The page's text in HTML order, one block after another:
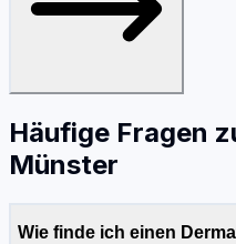
Häufige Fragen
Münster
Wie finde ich einen